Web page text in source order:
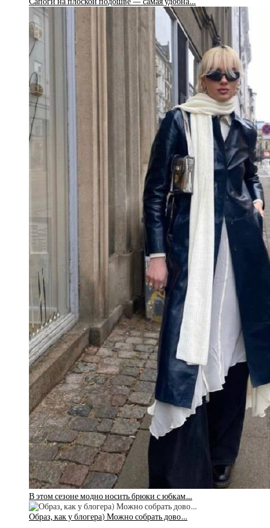
В этом сезоне модно носить брюки с юбкам…
Образ, как у блогера) Можно собрать дово…